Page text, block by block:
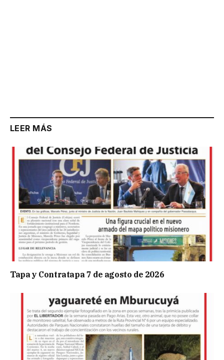
LEER MÁS
Tapa y Contratapa 7 de agosto de 2026